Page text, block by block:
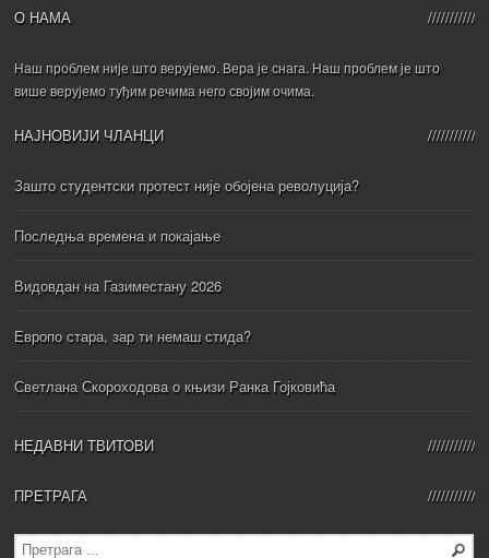
О НАМА
Наш проблем није што верујемо. Вера је снага. Наш проблем је што
више верујемо туђим речима него својим очима.
НАЈНОВИЈИ ЧЛАНЦИ
Зашто студентски протест није обојена револуција?
Последња времена и покајање
Видовдан на Газиместану 2026
Европо стара, зар ти немаш стида?
Светлана Скороходова о књизи Ранка Гојковића
НЕДАВНИ ТВИТОВИ
ПРЕТРАГА